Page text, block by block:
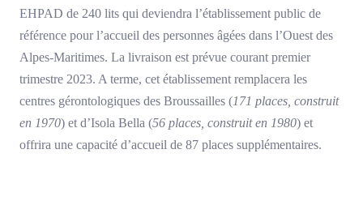
EHPAD de 240 lits qui deviendra l’établissement public de
référence pour l’accueil des personnes âgées dans l’Ouest des
Alpes-Maritimes. La livraison est prévue courant premier
trimestre 2023. A terme, cet établissement remplacera les
centres gérontologiques des Broussailles (171 places, construit
en 1970) et d’Isola Bella (56 places, construit en 1980) et
offrira une capacité d’accueil de 87 places supplémentaires.